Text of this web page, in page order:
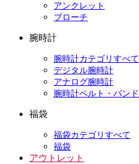
アンクレット
ブローチ
腕時計
腕時計カテゴリすべて
デジタル腕時計
アナログ腕時計
腕時計ベルト・バンド
福袋
福袋カテゴリすべて
福袋
アウトレット